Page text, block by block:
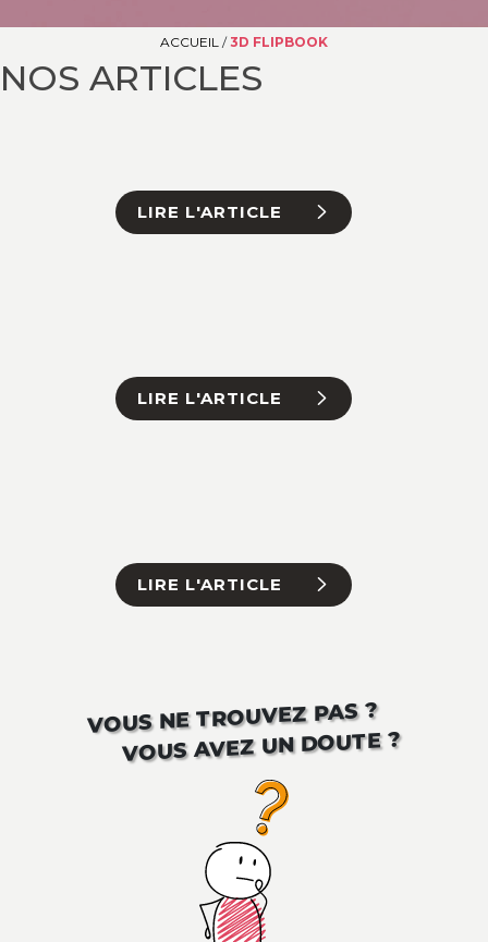
ACCUEIL /3D FLIPBOOK
NOS ARTICLES
LIRE L'ARTICLE
LIRE L'ARTICLE
LIRE L'ARTICLE
VOUS NE TROUVEZ PAS ?
VOUS AVEZ UN DOUTE ?